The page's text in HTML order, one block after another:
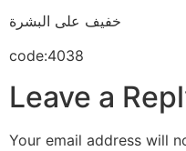
خفيف على البشرة
code:4038
Leave a
Your email address will